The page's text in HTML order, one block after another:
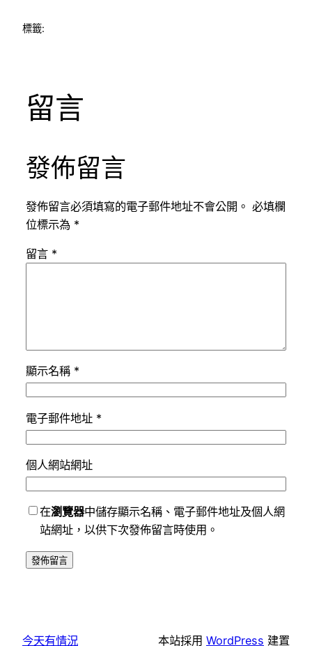
標籤:
留言
發佈留言
發佈留言必須填寫的電子郵件地址不會公開。 必填欄
位標示為 *
留言 *
顯示名稱 *
電子郵件地址 *
個人網站網址
在瀏覽器中儲存顯示名稱、電子郵件地址及個人網
站網址，以供下次發佈留言時使用。
今天有情況 本站採用 WordPress 建置